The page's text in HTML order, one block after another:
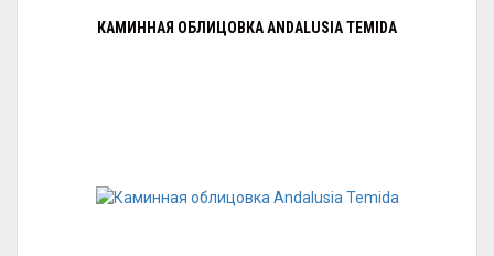
КАМИННАЯ ОБЛИЦОВКА ANDALUSIA TEMIDA